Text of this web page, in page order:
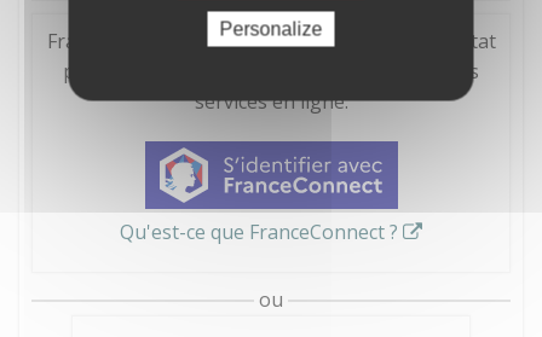
Personalize
FranceConnect est la solution proposée par l'Etat
pour sécuriser et simplifier la connexion à vos
services en ligne.
Qu'est-ce que FranceConnect ?
ou